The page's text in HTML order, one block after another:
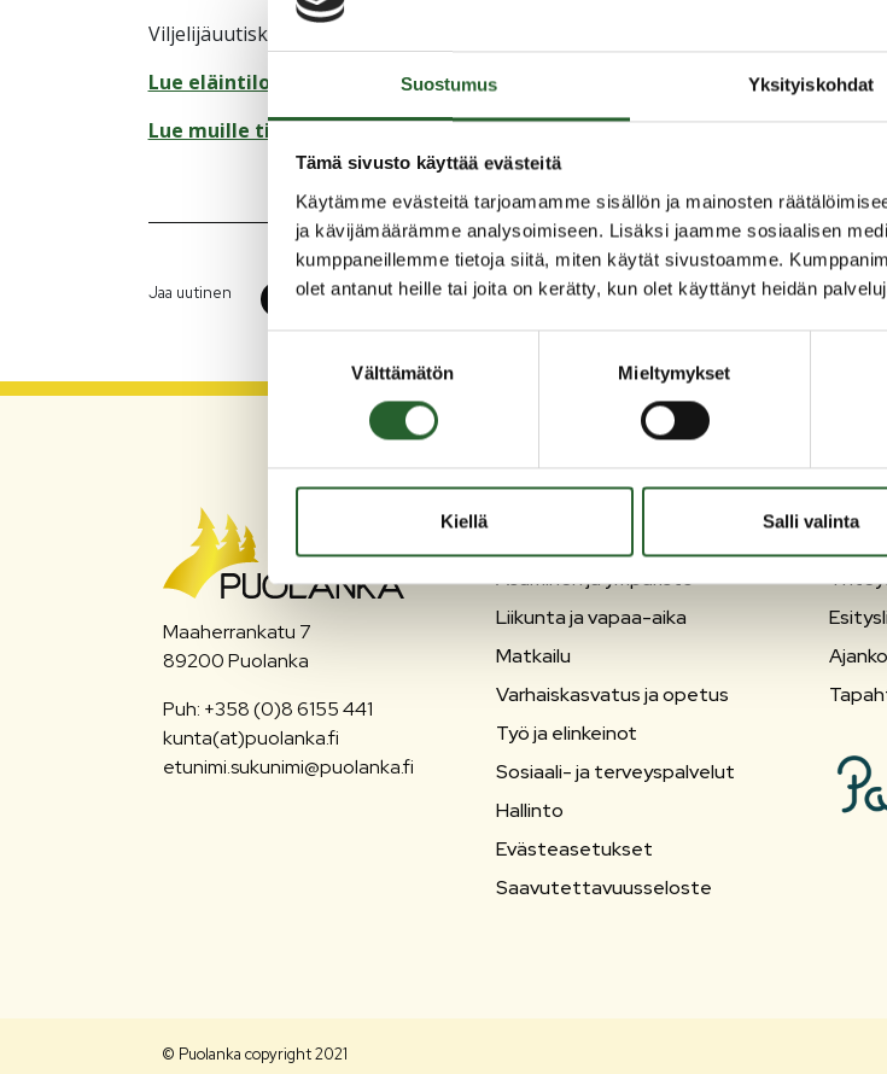
Suostumus Yksityiskohdat
Tämä sivusto käyttää evästeitä
Käytämme evästeitä tarjoamamme sisällön ja mainosten
ja kävijämäärämme analysoimiseen. Lisäksi jaamme sosiaalisen
kumppaneillemme tietoja siitä, miten käytät sivustoamme.
olet antanut heille tai joita on kerätty, kun olet käyttänyt heidän
Välttämätön Mieltymykset
Kiellä Salli valinta
Viljelijäuutiskirje on ilmestynyt 21.11.2023.
Lue eläintiloille lähetetty uutiskirje tästä:
Lue muille tiloille lähetetty uutiskirje tästä:
Jaa uutinen
Maaherrankatu 7
89200 Puolanka
Puh: +358 (0)8 6155 441
kunta(at)puolanka.fi
etunimi.sukunimi@puolanka.fi
Asuminen ja ympäristö
Liikunta ja vapaa-aika
Matkailu
Varhaiskasvatus ja opetus
Työ ja elinkeinot
Sosiaali- ja terveyspalvelut
Hallinto
Evästeasetukset
Saavutettavuusseloste
© Puolanka copyright 2021